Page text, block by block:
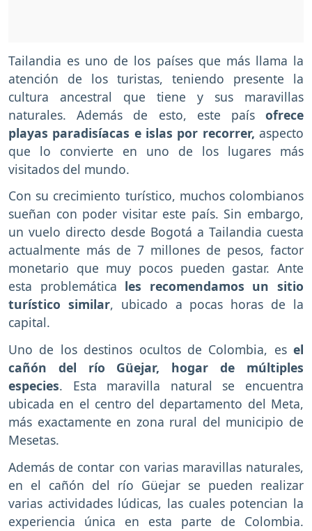
Tailandia es uno de los países que más llama la
atención de los turistas, teniendo presente la
cultura ancestral que tiene y sus maravillas
naturales. Además de esto, este país ofrece
playas paradisíacas e islas por recorrer, aspecto
que lo convierte en uno de los lugares más
visitados del mundo.
Con su crecimiento turístico, muchos colombianos
sueñan con poder visitar este país. Sin embargo,
un vuelo directo desde Bogotá a Tailandia cuesta
actualmente más de 7 millones de pesos, factor
monetario que muy pocos pueden gastar. Ante
esta problemática les recomendamos un sitio
turístico similar, ubicado a pocas horas de la
capital.
Uno de los destinos ocultos de Colombia, es el
cañón del río Güejar, hogar de múltiples
especies. Esta maravilla natural se encuentra
ubicada en el centro del departamento del Meta,
más exactamente en zona rural del municipio de
Mesetas.
Además de contar con varias maravillas naturales,
en el cañón del río Güejar se pueden realizar
varias actividades lúdicas, las cuales potencian la
experiencia única en esta parte de Colombia.